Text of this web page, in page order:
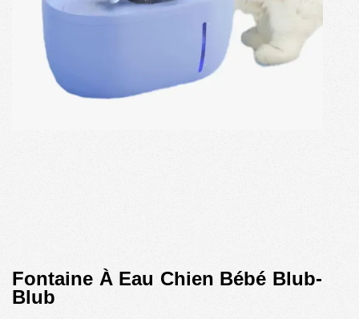
Fontaine À Eau Chien Bébé Blub-
Blub